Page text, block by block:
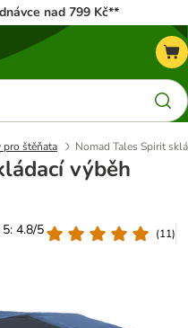
nad 799 Kč**
pro štěňata Nomad Tales Spirit
výběh
4.8/5
(11)